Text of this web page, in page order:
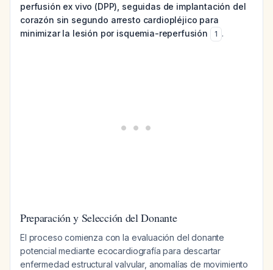
perfusión ex vivo (DPP), seguidas de implantación del
corazón sin segundo arresto cardiopléjico para
minimizar la lesión por isquemia-reperfusión
1 .
Preparación y Selección del Donante
El proceso comienza con la evaluación del donante
potencial mediante ecocardiografía para descartar
enfermedad estructural valvular, anomalías de movimiento